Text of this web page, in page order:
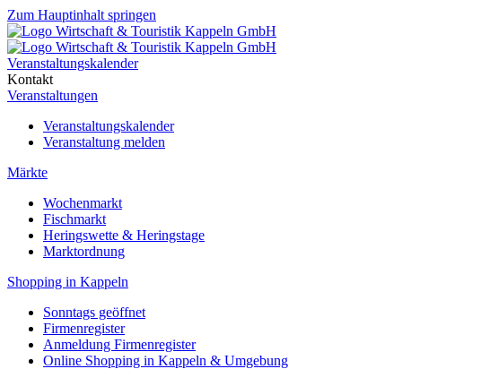
Zum Hauptinhalt springen
Veranstaltungskalender
Kontakt
Veranstaltungen
Veranstaltungskalender
Veranstaltung melden
Märkte
Wochenmarkt
Fischmarkt
Heringswette & Heringstage
Marktordnung
Shopping in Kappeln
Sonntags geöffnet
Firmenregister
Anmeldung Firmenregister
Online Shopping in Kappeln & Umgebung